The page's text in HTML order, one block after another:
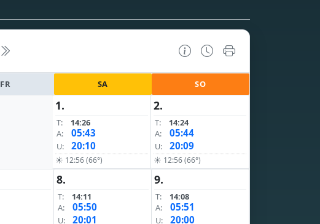
FR SA SO
1.
T:
14:26
A:
05:43
U: 20:10
☀ 12:56 (66°)
2.
T:
14:24
A:
05:44
U: 20:09
☀ 12:56 (66°)
8.
T:
14:11
A:
05:50
U: 20:01
9.
T:
14:08
A:
05:51
U: 20:00